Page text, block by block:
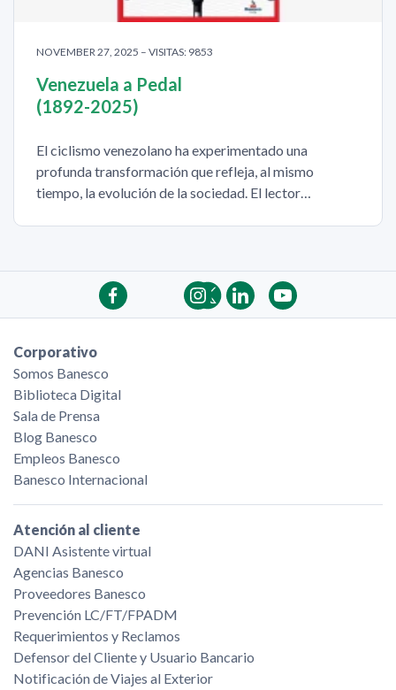
NOVEMBER 27, 2025 – VISITAS: 9853
Venezuela a Pedal
(1892-2025)
El ciclismo venezolano ha experimentado una
profunda transformación que refleja, al mismo
tiempo, la evolución de la sociedad. El lector…
Corporativo
Somos Banesco
Biblioteca Digital
Sala de Prensa
Blog Banesco
Empleos Banesco
Banesco Internacional
Atención al cliente
DANI Asistente virtual
Agencias Banesco
Proveedores Banesco
Prevención LC/FT/FPADM
Requerimientos y Reclamos
Defensor del Cliente y Usuario Bancario
Notificación de Viajes al Exterior